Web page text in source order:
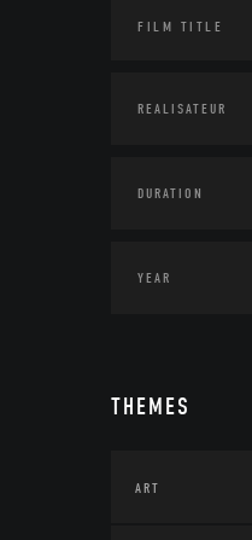
THEMES
ART